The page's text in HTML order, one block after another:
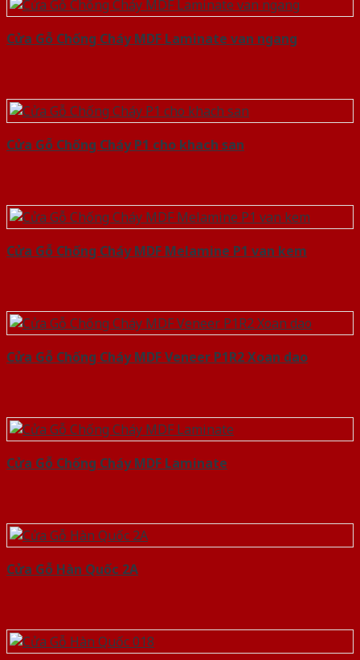
Cửa Gỗ Chống Cháy MDF Laminate van ngang
Cửa Gỗ Chống Cháy P1 cho khach san
Cửa Gỗ Chống Cháy MDF Melamine P1 van kem
Cửa Gỗ Chống Cháy MDF Veneer P1R2 Xoan dao
Cửa Gỗ Chống Cháy MDF Laminate
Cửa Gỗ Hàn Quốc 2A